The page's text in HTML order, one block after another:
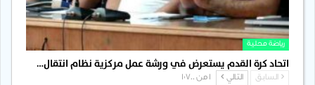
رياضة محلية
اتحاد كرة القدم يستعرض في ورشة عمل مركزية نظام انتقال…
السابق التالي